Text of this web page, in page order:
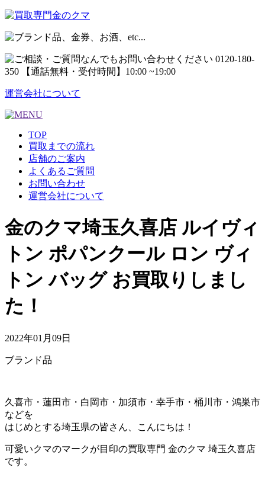
運営会社について
TOP
買取までの流れ
店舗のご案内
よくあるご質問
お問い合わせ
運営会社について
金のクマ埼玉久喜店 ルイヴィ
トン ポパンクール ロン ヴィ
トン バッグ お買取りしまし
た！
2022年01月09日
ブランド品
久喜市・蓮田市・白岡市・加須市・幸手市・桶川市・鴻巣市
などを
はじめとする埼玉県の皆さん、こんにちは！
可愛いクマのマークが目印の買取専門 金のクマ 埼玉久喜店
です。